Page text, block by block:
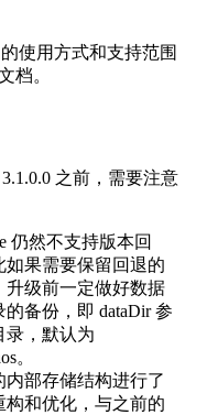
的使用方式和支持范围
档。
之前，需要注意
仍然不支持版本回
如果需要保留回退的
升级前一定做好数据
的备份，即 dataDir 参
录，默认为
。
内部存储结构进行了
构和优化，与之前的